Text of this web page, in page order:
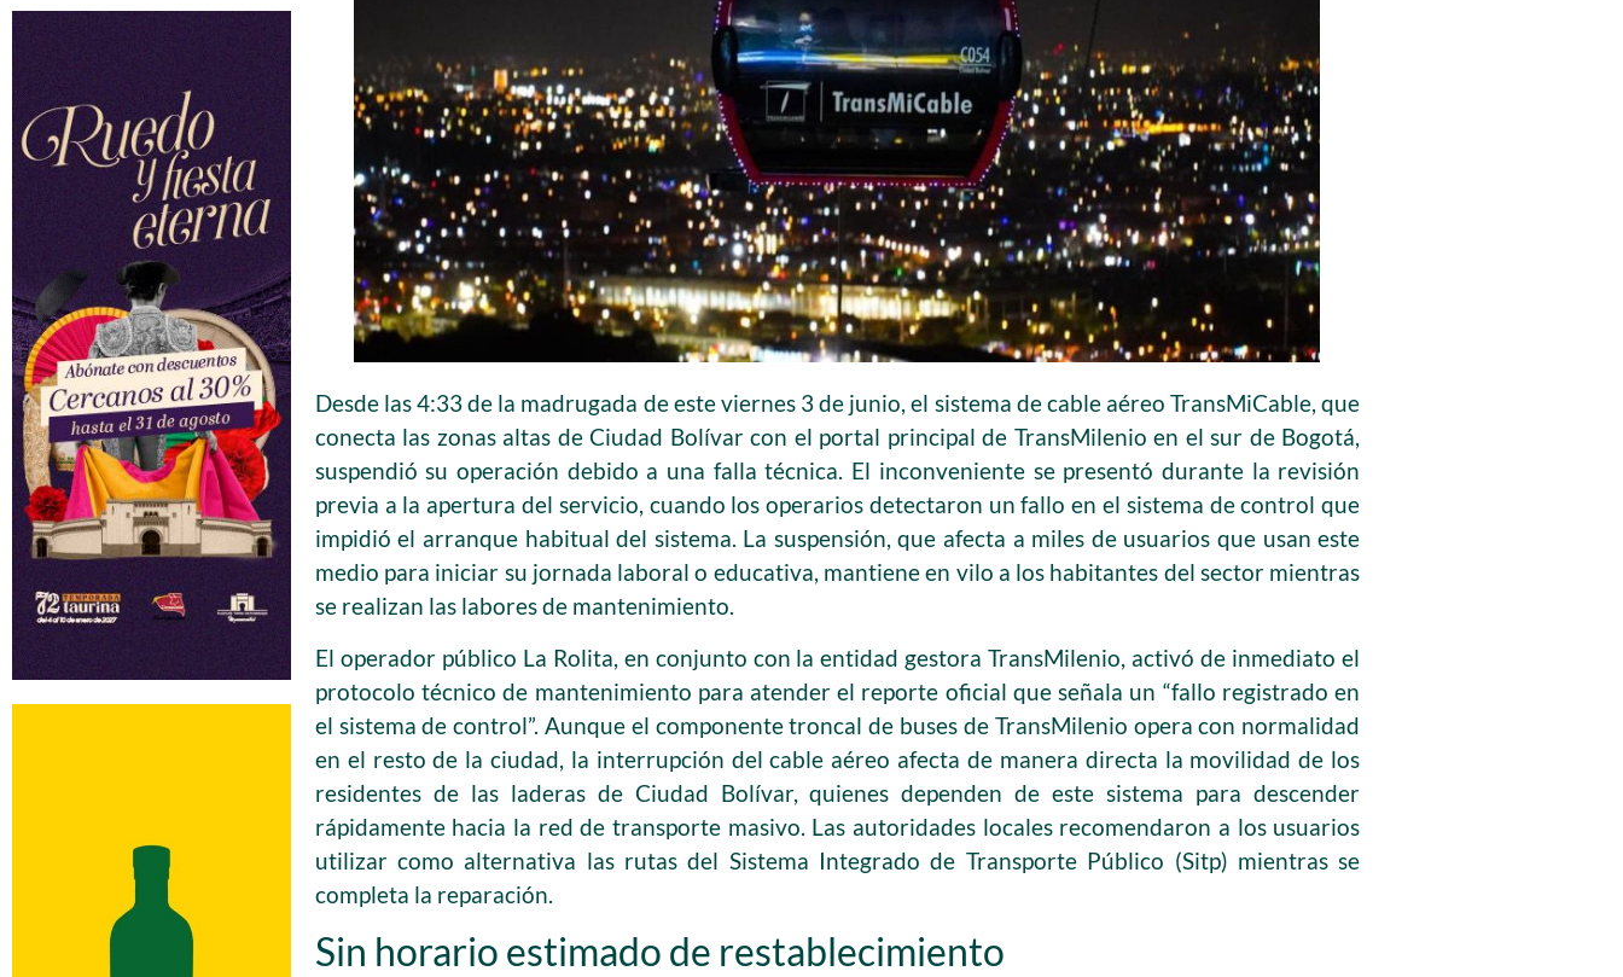
Desde las 4:33 de la madrugada de este viernes 3 de junio, el sistema de cable aéreo TransMiCable, que
conecta las zonas altas de Ciudad Bolívar con el portal principal de TransMilenio en el sur de Bogotá,
suspendió su operación debido a una falla técnica. El inconveniente se presentó durante la revisión
previa a la apertura del servicio, cuando los operarios detectaron un fallo en el sistema de control que
impidió el arranque habitual del sistema. La suspensión, que afecta a miles de usuarios que usan este
medio para iniciar su jornada laboral o educativa, mantiene en vilo a los habitantes del sector mientras
se realizan las labores de mantenimiento.
El operador público La Rolita, en conjunto con la entidad gestora TransMilenio, activó de inmediato el
protocolo técnico de mantenimiento para atender el reporte oficial que señala un “fallo registrado en
el sistema de control”. Aunque el componente troncal de buses de TransMilenio opera con normalidad
en el resto de la ciudad, la interrupción del cable aéreo afecta de manera directa la movilidad de los
residentes de las laderas de Ciudad Bolívar, quienes dependen de este sistema para descender
rápidamente hacia la red de transporte masivo. Las autoridades locales recomendaron a los usuarios
utilizar como alternativa las rutas del Sistema Integrado de Transporte Público (Sitp) mientras se
completa la reparación.
Sin horario estimado de restablecimiento